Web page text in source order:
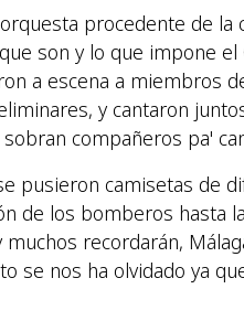
procedente de la
son y lo que impone
a escena a miembros
y cantaron
compañeros pa'
pusieron camisetas de
de los bomberos hasta
muchos recordarán,
se nos ha olvidado ya